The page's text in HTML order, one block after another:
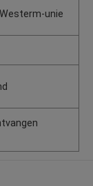
unie